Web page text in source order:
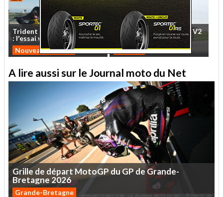
Trident TigerSport
660
: l'essaividéo MNC des...
Nouveautés 2026
Essai QJMotor SRV600 V2
2026: cruisecontrol
Custom
A lire aussi sur le Journal moto du Net
Grille de départ MotoGP duGPdeGrande-
Bretagne 2026
Grande-Bretagne